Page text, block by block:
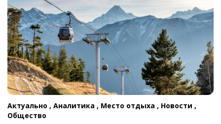
Актуально , Аналитика , Место отдыха , Новости ,
Общество